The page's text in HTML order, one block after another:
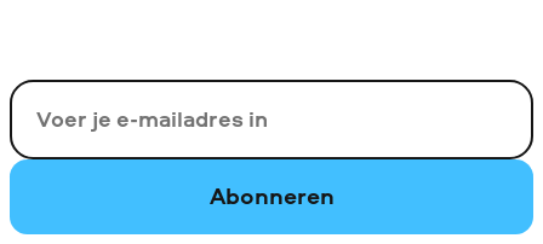
Uw e-mail
Abonneren